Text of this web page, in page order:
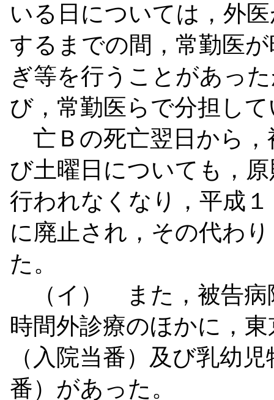
いる日については，外
するまでの間，常勤医
ぎ等を行うことがあっ
び，常勤医らで分担し
亡Ｂの死亡翌日から，
び土曜日についても，
行われなくなり，平成
に廃止され，その代わ
た。
（イ） また，被告病
時間外診療のほかに，
（入院当番）及び乳幼
番）があった。